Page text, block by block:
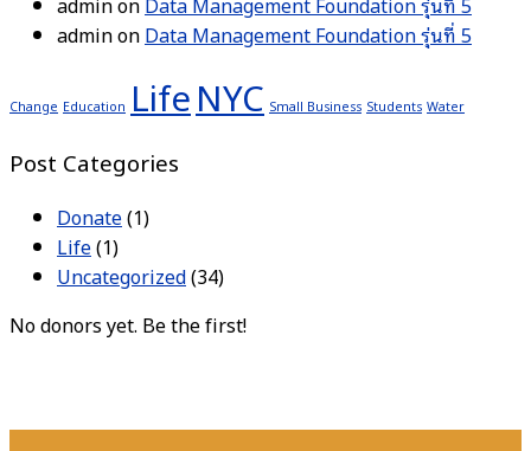
adminonData Management Foundation รุ่นที่ 5
Change Education LifeNYC Small Business Students Water
Post Categories
Donate(1)
Life(1)
Uncategorized(34)
No donors yet. Be the first!